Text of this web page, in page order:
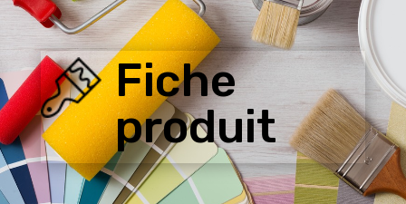
Fiche
produit